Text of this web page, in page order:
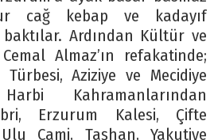
cağ kebap ve kadayıf
baktılar. Ardından Kültür ve
Almaz’ın refakatinde;
Aziziye ve Mecidiye
Kahramanlarından
Erzurum Kalesi, Çifte
Cami, Taşhan, Yakutiye